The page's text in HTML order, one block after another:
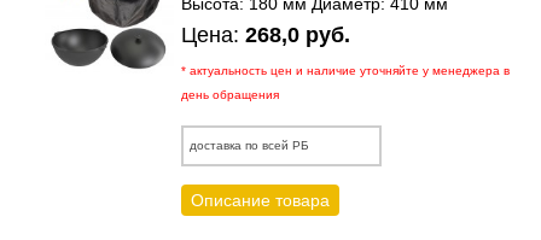
Цена: 268,0 руб.
* актуальность цен и наличие уточняйте у менеджера в
день обращения
доставка по всей РБ
Описание товара